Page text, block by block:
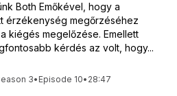
Both Emőkével, hogy a
érzékenység megőrzéséhez
kiégés megelőzése. Emellett
kérdés az volt, hogy...
3• Episode 10• 28:47